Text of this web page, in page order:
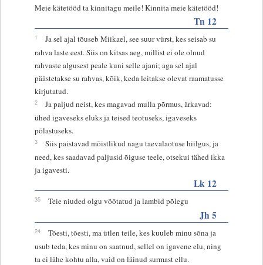
Meie kätetööd ta kinnitagu meile! Kinnita meie kätetööd!
Tn 12
1
Ja sel ajal tõuseb Miikael, see suur vürst, kes seisab su
rahva laste eest. Siis on kitsas aeg, millist ei ole olnud
rahvaste algusest peale kuni selle ajani; aga sel ajal
päästetakse su rahvas, kõik, keda leitakse olevat raamatusse
kirjutatud.
2
Ja paljud neist, kes magavad mulla põrmus, ärkavad:
ühed igaveseks eluks ja teised teotuseks, igaveseks
põlastuseks.
3
Siis paistavad mõistlikud nagu taevalaotuse hiilgus, ja
need, kes saadavad paljusid õiguse teele, otsekui tähed ikka
ja igavesti.
Lk 12
35 Teie niuded olgu vöötatud ja lambid põlegu
Jh 5
24
Tõesti, tõesti, ma ütlen teile, kes kuuleb minu sõna ja
usub teda, kes minu on saatnud, sellel on igavene elu, ning
ta ei lähe kohtu alla, vaid on läinud surmast ellu.